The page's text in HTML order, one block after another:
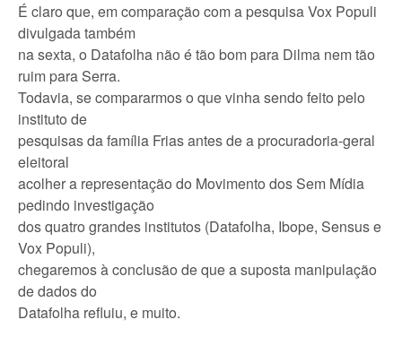
É claro que, em comparação com a pesquisa Vox Populi
divulgada também
na sexta, o Datafolha não é tão bom para Dilma nem tão
ruim para Serra.
Todavia, se compararmos o que vinha sendo feito pelo
instituto de
pesquisas da família Frias antes de a procuradoria-geral
eleitoral
acolher a representação do Movimento dos Sem Mídia
pedindo investigação
dos quatro grandes institutos (Datafolha, Ibope, Sensus e
Vox Populi),
chegaremos à conclusão de que a suposta manipulação
de dados do
Datafolha refluiu, e muito.